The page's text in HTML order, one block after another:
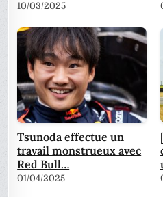
10/03/2025
Tsunoda effectue un
travail monstrueux avec
Red Bull…
01/04/2025